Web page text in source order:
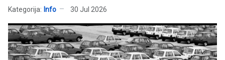
Kategorija: Info 30 Jul 2026